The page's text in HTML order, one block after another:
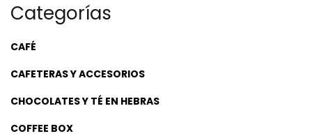
Categorías
CAFÉ
CAFETERAS Y ACCESORIOS
CHOCOLATES Y TÉ EN HEBRAS
COFFEE BOX